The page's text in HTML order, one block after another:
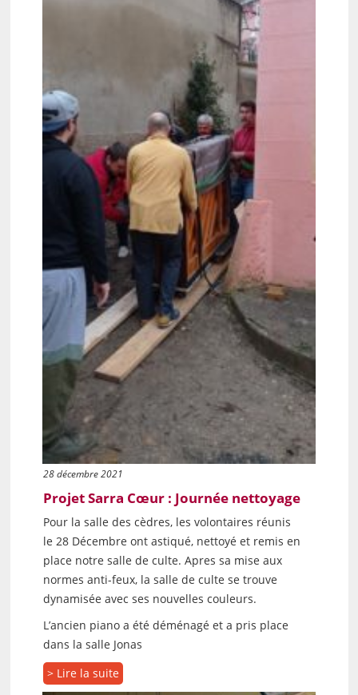
28 décembre 2021
Projet Sarra Cœur : Journée nettoyage
Pour la salle des cèdres, les volontaires réunis
le 28 Décembre ont astiqué, nettoyé et remis en
place notre salle de culte. Apres sa mise aux
normes anti-feux, la salle de culte se trouve
dynamisée avec ses nouvelles couleurs.
L’ancien piano a été déménagé et a pris place
dans la salle Jonas
> Lire la suite